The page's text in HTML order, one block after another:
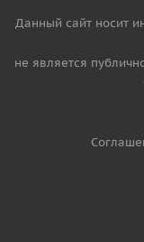
Данный сайт носит
не является